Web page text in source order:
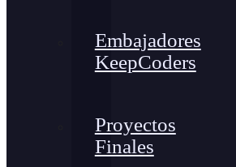
Embajadores
KeepCoders
Proyectos
Finales